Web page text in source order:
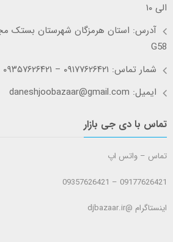
الی ۱۰
G58
شمار تماس: ۰۹۱۷۷۶۲۶۴۲۱ – ۰۹۳۵۷۶۲۶۴۲۱
ایمیل: daneshjoobazaar@gmail.com
تماس با دی جی بازار
تماس – واتس اپ
09177626421 – 09357626421
اینستاگرام @djbazaar.ir